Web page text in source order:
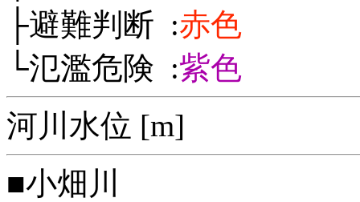
├避難判断 :赤色
└氾濫危険 :紫色
河川水位 [m]
■小畑川